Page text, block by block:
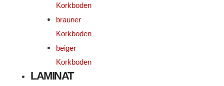
Korkboden
brauner
Korkboden
beiger
Korkboden
LAMINAT